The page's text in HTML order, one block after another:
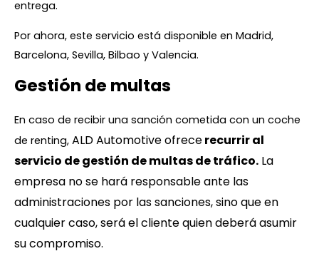
entrega.
Por ahora, este servicio está disponible en Madrid,
Barcelona, Sevilla, Bilbao y Valencia.
Gestión de multas
En caso de recibir una sanción cometida con un coche
de renting, ALD Automotive ofrecerecurrir al
servicio de gestión de multas de tráfico. La
empresa no se hará responsable ante las
administraciones por las sanciones, sino que en
cualquier caso, será el cliente quien deberá asumir
su compromiso.